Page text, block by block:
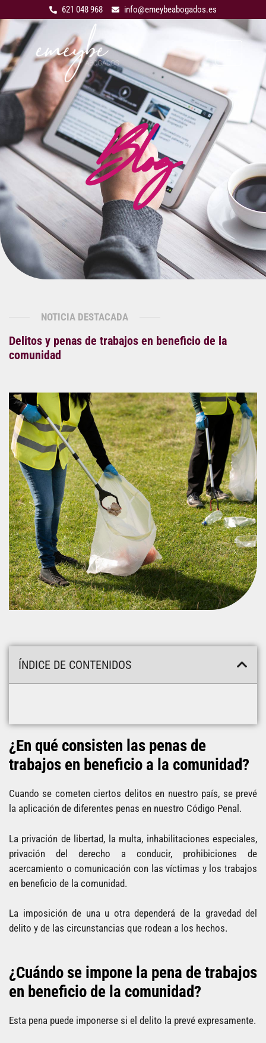
621 048 968 info@emeybeabogados.es
Blog
NOTICIA DESTACADA
Delitos y penas de trabajos en beneficio de la
comunidad
ÍNDICE DE CONTENIDOS
¿En qué consisten las penas de
trabajos en beneficio a la comunidad?
Cuando se cometen ciertos delitos en nuestro país, se prevé
la aplicación de diferentes penas en nuestro Código Penal.
La privación de libertad, la multa, inhabilitaciones especiales,
privación del derecho a conducir, prohibiciones de
acercamiento o comunicación con las víctimas y los trabajos
en beneficio de la comunidad.
La imposición de una u otra dependerá de la gravedad del
delito y de las circunstancias que rodean a los hechos.
¿Cuándo se impone la pena de trabajos
en beneficio de la comunidad?
Esta pena puede imponerse si el delito la prevé expresamente.